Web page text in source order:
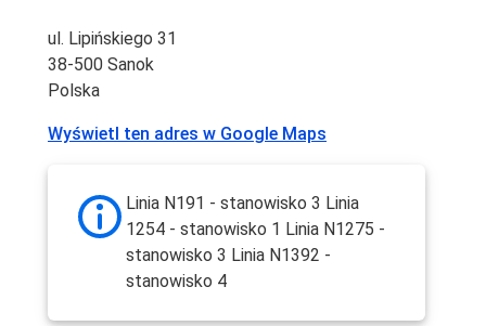
ul. Lipińskiego 31
38-500 Sanok
Polska
Wyświetl ten adres w Google Maps
Linia N191 - stanowisko 3 Linia
1254 - stanowisko 1 Linia N1275 -
stanowisko 3 Linia N1392 -
stanowisko 4